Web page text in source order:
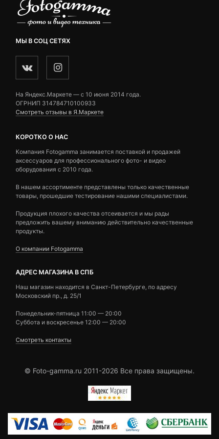
МЫ В СОЦ СЕТЯХ
На Яндекс.Маркете — c 10 июня 2014 года.
ОГРНИП 314784710100933
Смотреть отзывы в Я.Маркете
КОРОТКО О НАС
Компания Fotogamma занимается поставкой и продажей
аксессуаров для профессионального фото- и видео
оборудования с 2010 года.
В нашем ассортименте представлены только качественные
товары, прошедшие тестирование нашими специалистами.
Продукция плохого качества отсеивается и мы рады
предложить вашему вниманию действительно качественные
продукты.
О компании Fotogamma
АДРЕС МАГАЗИНА В СПБ
Наш магазин находится в Санкт-Петербурге, по адресу
Московский пр., д. 25/1
Понедельник-пятница 11:00 — 20:00
Суббота и воскресенье 12:00 — 20:00
Смотреть контакты
© Foto-gamma.ru 2011-2026 Все права защищены.